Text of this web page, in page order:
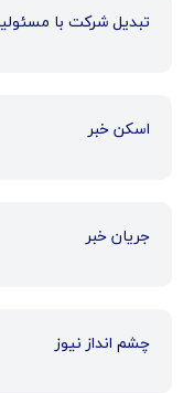
تبدیل شرکت با
اسکن خبر
جریان خبر
چشم انداز نیوز